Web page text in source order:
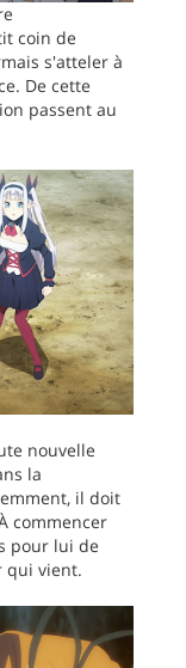
coin de
s'atteler à
De cette
passent au
nouvelle
la
il doit
commencer
pour lui de
qui vient.